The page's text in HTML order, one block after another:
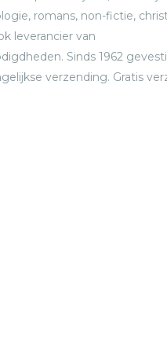
romans, non-fictie,
leverancier van
Sinds 1962
verzending. Gratis